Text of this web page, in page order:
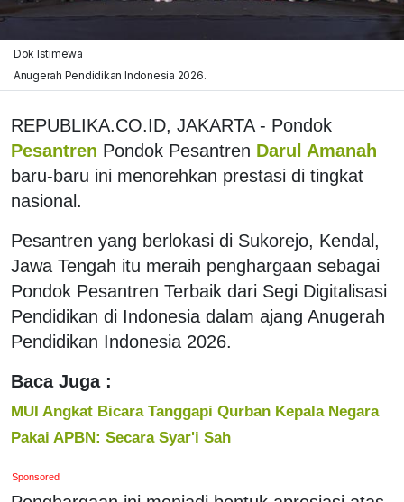
Dok Istimewa
Anugerah Pendidikan Indonesia 2026.
REPUBLIKA.CO.ID, JAKARTA - Pondok
Pesantren Pondok Pesantren Darul Amanah
baru-baru ini menorehkan prestasi di tingkat
nasional.
Pesantren yang berlokasi di Sukorejo, Kendal,
Jawa Tengah itu meraih penghargaan sebagai
Pondok Pesantren Terbaik dari Segi Digitalisasi
Pendidikan di Indonesia dalam ajang Anugerah
Pendidikan Indonesia 2026.
Baca Juga :
MUI Angkat Bicara Tanggapi Qurban Kepala Negara
Pakai APBN: Secara Syar'i Sah
Sponsored